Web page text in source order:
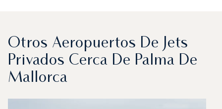
Otros Aeropuertos De Jets
Privados Cerca De Palma De
Mallorca